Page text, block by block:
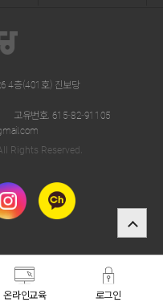
4층(401호) 진보당
고유번호. 615-82-91105
Rights Reserved.
온라인교육 로그인